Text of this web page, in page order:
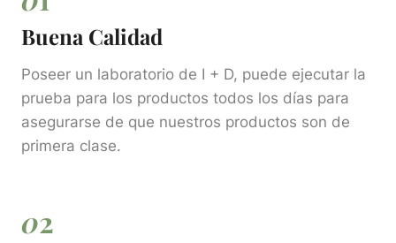
Buena Calidad
Poseer un laboratorio de I + D, puede ejecutar la
prueba para los productos todos los días para
asegurarse de que nuestros productos son de
primera clase.
02